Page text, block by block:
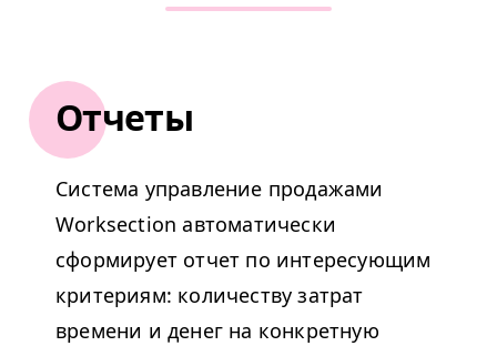
Отчеты
Система управление продажами
Worksection автоматически
сформирует отчет по интересующим
критериям: количеству затрат
времени и денег на конкретную